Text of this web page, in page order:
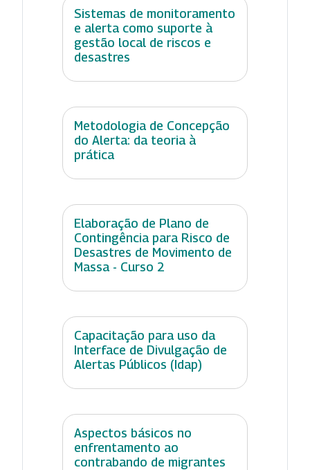
Sistemas de monitoramento
e alerta como suporte à
gestão local de riscos e
desastres
Metodologia de Concepção
do Alerta: da teoria à
prática
Elaboração de Plano de
Contingência para Risco de
Desastres de Movimento de
Massa - Curso 2
Capacitação para uso da
Interface de Divulgação de
Alertas Públicos (Idap)
Aspectos básicos no
enfrentamento ao
contrabando de migrantes